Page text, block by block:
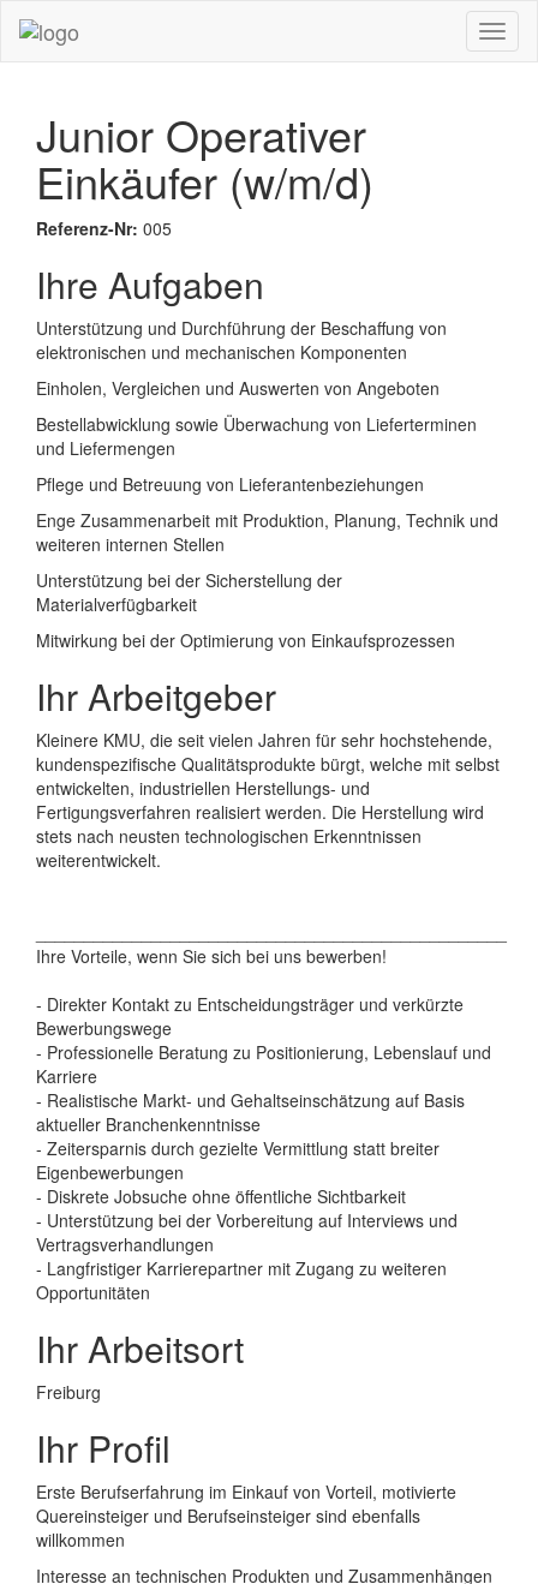
Junior Operativer
Einkäufer (w/m/d)
Referenz-Nr: 005
Ihre Aufgaben
Unterstützung und Durchführung der Beschaffung von
elektronischen und mechanischen Komponenten
Einholen, Vergleichen und Auswerten von Angeboten
Bestellabwicklung sowie Überwachung von Lieferterminen
und Liefermengen
Pflege und Betreuung von Lieferantenbeziehungen
Enge Zusammenarbeit mit Produktion, Planung, Technik und
weiteren internen Stellen
Unterstützung bei der Sicherstellung der
Materialverfügbarkeit
Mitwirkung bei der Optimierung von Einkaufsprozessen
Ihr Arbeitgeber
Kleinere KMU, die seit vielen Jahren für sehr hochstehende,
kundenspezifische Qualitätsprodukte bürgt, welche mit selbst
entwickelten, industriellen Herstellungs- und
Fertigungsverfahren realisiert werden. Die Herstellung wird
stets nach neusten technologischen Erkenntnissen
weiterentwickelt.
Ihre Vorteile, wenn Sie sich bei uns bewerben!
- Direkter Kontakt zu Entscheidungsträger und verkürzte
Bewerbungswege
- Professionelle Beratung zu Positionierung, Lebenslauf und
Karriere
- Realistische Markt- und Gehaltseinschätzung auf Basis
aktueller Branchenkenntnisse
- Zeitersparnis durch gezielte Vermittlung statt breiter
Eigenbewerbungen
- Diskrete Jobsuche ohne öffentliche Sichtbarkeit
- Unterstützung bei der Vorbereitung auf Interviews und
Vertragsverhandlungen
- Langfristiger Karrierepartner mit Zugang zu weiteren
Opportunitäten
Ihr Arbeitsort
Freiburg
Ihr Profil
Erste Berufserfahrung im Einkauf von Vorteil, motivierte
Quereinsteiger und Berufseinsteiger sind ebenfalls
willkommen
Interesse an technischen Produkten und Zusammenhängen